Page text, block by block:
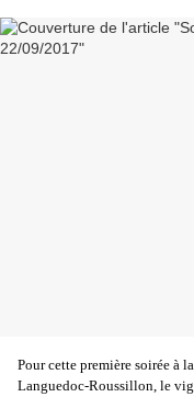
Pour cette première soirée à
Languedoc-Roussillon, le